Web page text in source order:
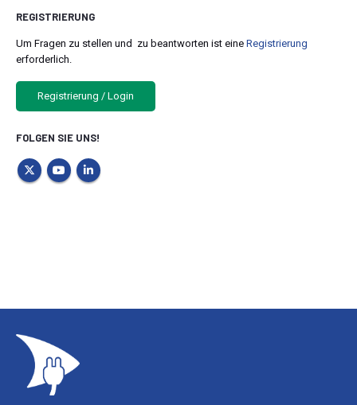
REGISTRIERUNG
Um Fragen zu stellen und zu beantworten ist eine Registrierung
erforderlich.
Registrierung / Login
FOLGEN SIE UNS!